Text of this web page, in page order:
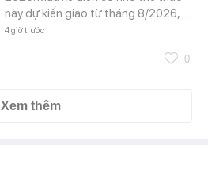
này dự kiến giao từ tháng 8/2026,…
4 giờ trước
0
Xem thêm